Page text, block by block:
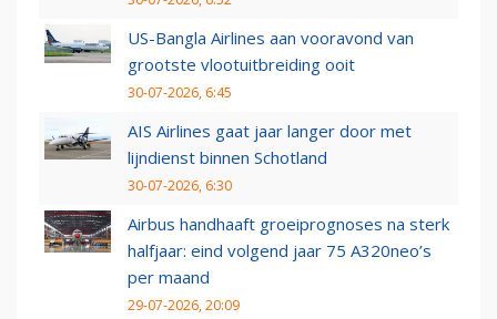
US-Bangla Airlines aan vooravond van
grootste vlootuitbreiding ooit
30-07-2026, 6:45
AIS Airlines gaat jaar langer door met
lijndienst binnen Schotland
30-07-2026, 6:30
Airbus handhaaft groeiprognoses na sterk
halfjaar: eind volgend jaar 75 A320neo’s
per maand
29-07-2026, 20:09